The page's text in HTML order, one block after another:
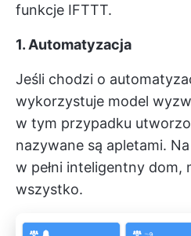
funkcje IFTTT.
1. Automatyzacja
Jeśli chodzi o
wykorzystuje model
w tym przypadku
nazywane są apletami.
w pełni inteligentny dom,
wszystko.